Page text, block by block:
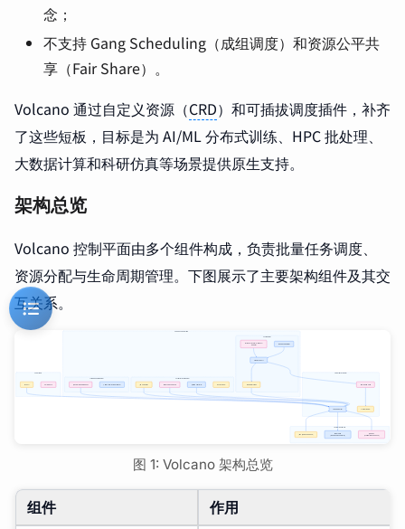
念；
不支持 Gang Scheduling（成组调度）和资源公平共
享（Fair Share）。
Volcano 通过自定义资源（CRD）和可插拔调度插件，补齐
了这些短板，目标是为 AI/ML 分布式训练、HPC 批处理、
大数据计算和科研仿真等场景提供原生支持。
架构总览
Volcano 控制平面由多个组件构成，负责批量任务调度、
资源分配与生命周期管理。下图展示了主要架构组件及其交
互关系。
图 1: Volcano 架构总览
组件
作用